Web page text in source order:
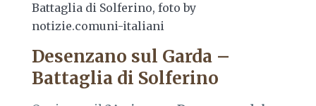
Battaglia di Solferino, foto by
notizie.comuni-italiani
Desenzano sul Garda –
Battaglia di Solferino